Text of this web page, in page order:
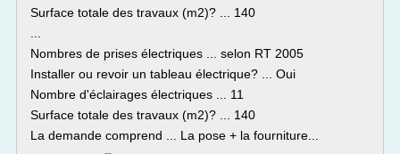
Surface totale des travaux (m2)? ... 140
Nombres de prises électriques ... selon RT 2005
Installer ou revoir un tableau électrique? ... Oui
Nombre d'éclairages électriques ... 11
Surface totale des travaux (m2)? ... 140
La demande comprend ... La pose + la fourniture...